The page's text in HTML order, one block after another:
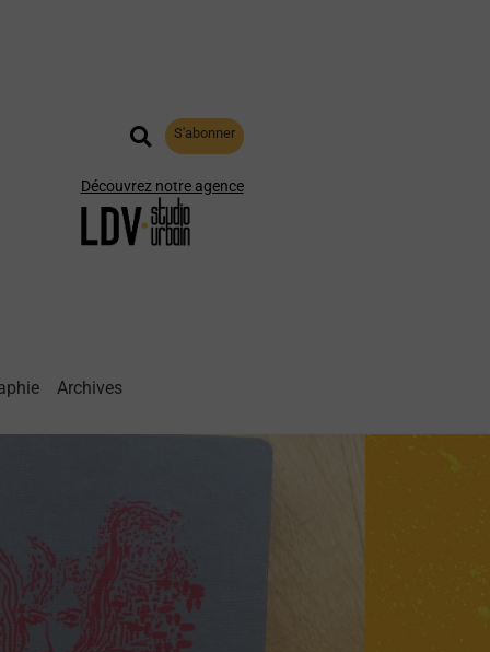
S'abonner
Découvrez notre agence
Archives